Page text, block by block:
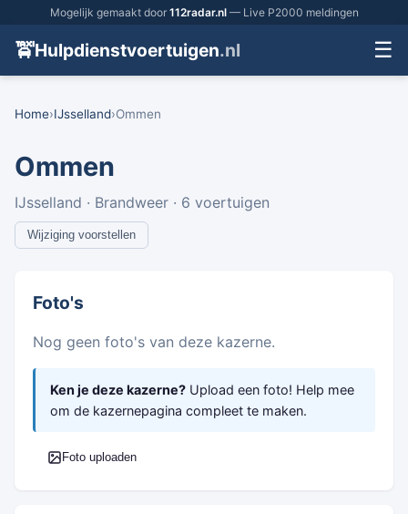
Mogelijk gemaakt door 112radar.nl— Live P2000 meldingen
🚖Hulpdienstvoertuigen.nl ☰
Home›IJsselland›Ommen
Ommen
IJsselland · Brandweer · 6 voertuigen
Wijziging voorstellen
Foto's
Nog geen foto's van deze kazerne.
Ken je deze kazerne? Upload een foto! Help mee
om de kazernepagina compleet te maken.
Foto uploaden